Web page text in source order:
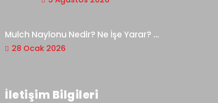
Mulch Naylonu Nedir? Ne İşe Yarar? ...
28 Ocak 2026
İletişim Bilgileri